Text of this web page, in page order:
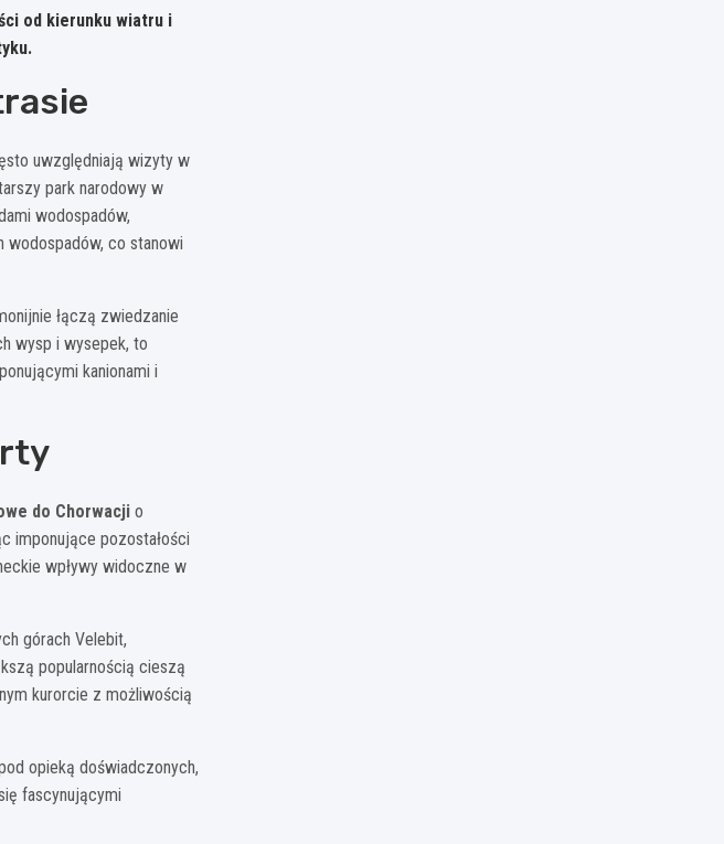
od kierunku wiatru i
uwzględniają wizyty w
park narodowy w
wodospadów,
wodospadów, co stanowi
łączą zwiedzanie
wysp i wysepek, to
kanionami i
do Chorwacji o
imponujące pozostałości
wpływy widoczne w
górach Velebit,
popularnością cieszą
kurorcie z możliwością
opieką doświadczonych,
fascynującymi